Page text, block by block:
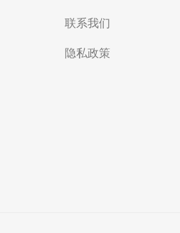
联系我们
隐私政策